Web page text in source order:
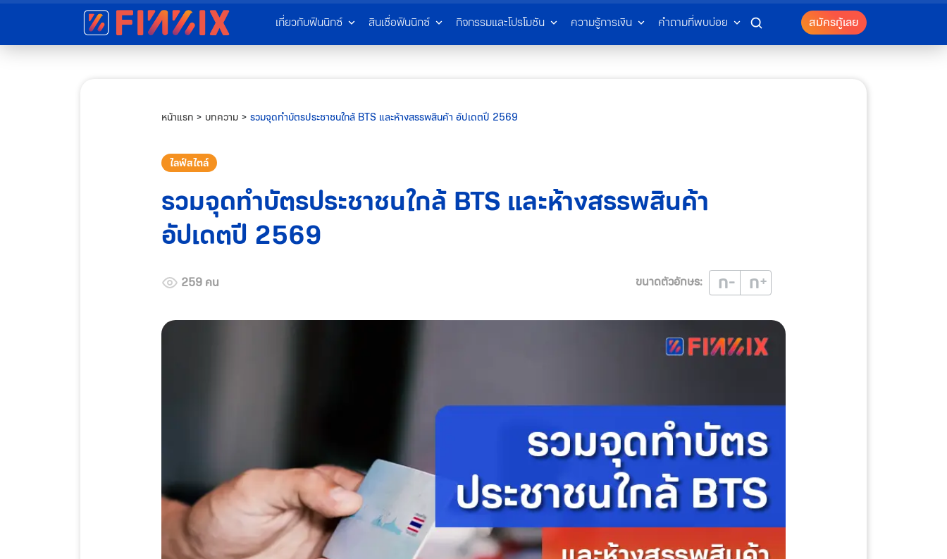
เกี่ยวกับฟินนิกซ์ สินเชื่อฟินนิกซ์ กิจกรรมและโปรโมชัน ความรู้การเงิน คำถามที่พบบ่อย สมัครกู้เลย
หน้าแรก > บทความ > รวมจุดทำบัตรประชาชนใกล้ BTS และห้างสรรพสินค้า อัปเดตปี 2569
ไลฟ์สไตล์
รวมจุดทำบัตรประชาชนใกล้ BTS และห้างสรรพสินค้า
อัปเดตปี 2569
259 คน ขนาดตัวอักษร: ก ก